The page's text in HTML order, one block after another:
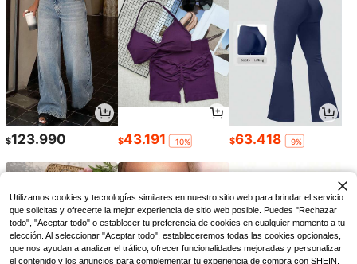
$123.990 $43.191 -10% $63.418 -9%
Utilizamos cookies y tecnologías similares en nuestro sitio web para brindar el servicio
que solicitas y ofrecerte la mejor experiencia de sitio web posible. Puedes "Rechazar
todo", "Aceptar todo" o establecer tu preferencia de cookies en cualquier momento a tu
elección. Al seleccionar "Aceptar todo", estableceremos todas las cookies opcionales,
que nos ayudan a analizar el tráfico, ofrecer funcionalidades mejoradas y personalizar
el contenido y los anuncios para complementar tu experiencia de compra con SHEIN.